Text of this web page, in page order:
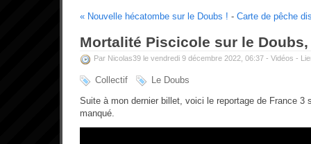
« Nouvelle hécatombe sur le Doubs ! - Carte de pêche
Mortalité Piscicole sur le Doubs,
Par Nicolas39 le vendredi 9 décembre 2022, 06:37 - Vidéos -
Collectif
Le Doubs
Suite à mon dernier billet, voici le reportage de France 3
manqué.